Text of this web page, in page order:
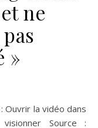
ne
»
Source :